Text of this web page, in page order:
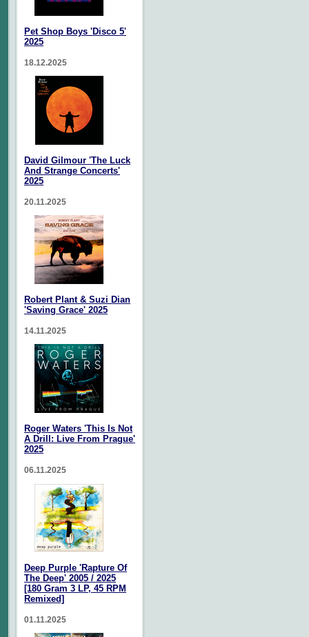
Pet Shop Boys 'Disco 5'
2025
18.12.2025
David Gilmour 'The Luck
And Strange Concerts'
2025
20.11.2025
Robert Plant & Suzi Dian
'Saving Grace' 2025
14.11.2025
Roger Waters 'This Is Not
A Drill: Live From Prague'
2025
06.11.2025
Deep Purple 'Rapture Of
The Deep' 2005 / 2025
[180 Gram 3 LP, 45 RPM
Remixed]
01.11.2025